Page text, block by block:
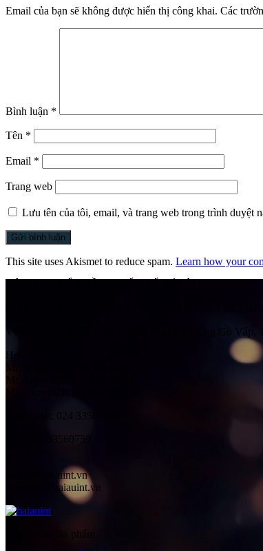
Email của bạn sẽ không được hiển thị công khai. Các
Bình luận *
Tên *
Email *
Trang web
Lưu tên của tôi, email, và trang web trong trình duyệt
This site uses Akismet to reduce spam. Learn how your
Số 41 Ngách 58 Ngõ 108, Đường Trần Phú,
VP HCM:
Số 525/1/10H Quang Trung, Phường Gò Vấp,
Hotline:
Mr. Tuấn: 0976244181 (HN)
Mr. Lâm: 0931145765 (SG)
024 33560758
haiau@haiauint.vn
ngocanh@haiauint.vn
Danh mục sản phẩm